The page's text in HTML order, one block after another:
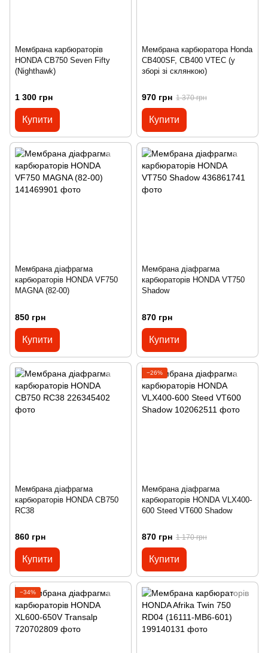
Мембрана карбюраторів
HONDA CB750 Seven Fifty
(Nighthawk)
1 300 грн
Купити
Мембрана карбюратора Honda
CB400SF, CB400 VTEC (у
зборі зі склянкою)
970 грн 1 370 грн
Купити
Мембрана діафрагма
карбюраторів HONDA VF750
MAGNA (82-00)
850 грн
Купити
Мембрана діафрагма
карбюраторів HONDA VT750
Shadow
870 грн
Купити
Мембрана діафрагма
карбюраторів HONDA CB750
RC38
860 грн
Купити
−26%
Мембрана діафрагма
карбюраторів HONDA VLX400-
600 Steed VT600 Shadow
870 грн 1 170 грн
Купити
−34%